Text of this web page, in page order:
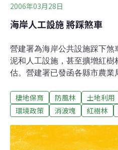
2006年03月28日
海岸人工設施 將踩煞車
營建署為海岸公共設施踩下煞
泥和人工設施，甚至擴增紅
估。營建署已發函各縣市農業
現況不再新增，對海岸公共設
來基層辦理濱海公共設施時，
程及環保做多方評估。檢討
觀念，指紅樹林造成出海口
棲地保育 防風林 土地利用
環境政策
消波塊 紅樹林